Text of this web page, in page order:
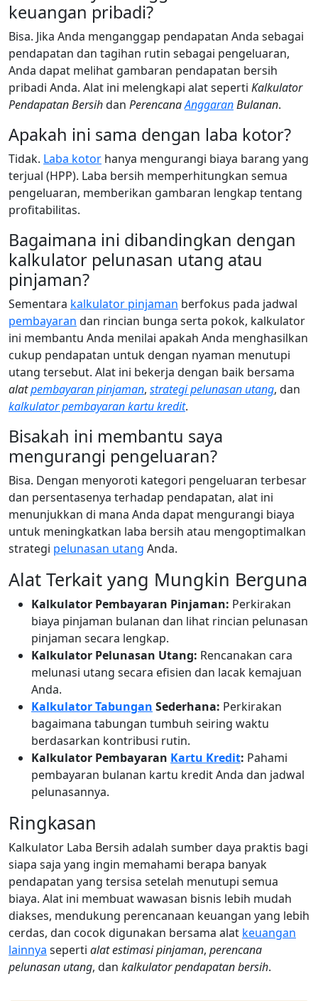
keuangan pribadi?
Bisa. Jika Anda menganggap pendapatan Anda sebagai
pendapatan dan tagihan rutin sebagai pengeluaran,
Anda dapat melihat gambaran pendapatan bersih
pribadi Anda. Alat ini melengkapi alat seperti Kalkulator
Pendapatan Bersihdan PerencanaAnggaranBulanan.
Apakah ini sama dengan laba kotor?
Tidak. Laba kotor hanya mengurangi biaya barang yang
terjual (HPP). Laba bersih memperhitungkan semua
pengeluaran, memberikan gambaran lengkap tentang
profitabilitas.
Bagaimana ini dibandingkan dengan
kalkulator pelunasan utang atau
pinjaman?
Sementara kalkulator pinjaman berfokus pada jadwal
pembayaran dan rincian bunga serta pokok, kalkulator
ini membantu Anda menilai apakah Anda menghasilkan
cukup pendapatan untuk dengan nyaman menutupi
utang tersebut. Alat ini bekerja dengan baik bersama
alatpembayaran pinjaman, strategi pelunasan utang, dan
kalkulator pembayaran kartu kredit.
Bisakah ini membantu saya
mengurangi pengeluaran?
Bisa. Dengan menyoroti kategori pengeluaran terbesar
dan persentasenya terhadap pendapatan, alat ini
menunjukkan di mana Anda dapat mengurangi biaya
untuk meningkatkan laba bersih atau mengoptimalkan
strategi pelunasan utang Anda.
Alat Terkait yang Mungkin Berguna
Kalkulator Pembayaran Pinjaman: Perkirakan
biaya pinjaman bulanan dan lihat rincian pelunasan
pinjaman secara lengkap.
Kalkulator Pelunasan Utang: Rencanakan cara
melunasi utang secara efisien dan lacak kemajuan
Anda.
Kalkulator Tabungan Sederhana: Perkirakan
bagaimana tabungan tumbuh seiring waktu
berdasarkan kontribusi rutin.
Kalkulator Pembayaran Kartu Kredit: Pahami
pembayaran bulanan kartu kredit Anda dan jadwal
pelunasannya.
Ringkasan
Kalkulator Laba Bersih adalah sumber daya praktis bagi
siapa saja yang ingin memahami berapa banyak
pendapatan yang tersisa setelah menutupi semua
biaya. Alat ini membuat wawasan bisnis lebih mudah
diakses, mendukung perencanaan keuangan yang lebih
cerdas, dan cocok digunakan bersama alat keuangan
lainnya seperti alat estimasi pinjaman, perencana
pelunasan utang, dan kalkulator pendapatan bersih.